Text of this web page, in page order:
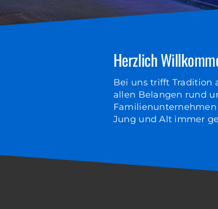
Herzlich
Bei uns trifft Tradition
allen Belangen rund
Jung und Alt immer